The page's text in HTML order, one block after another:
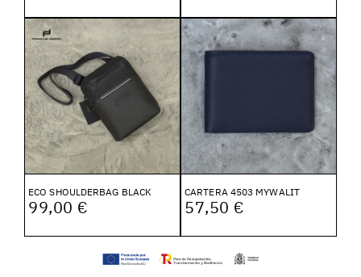
ECO SHOULDERBAG BLACK
99,00 €
CARTERA 4503 MYWALIT
57,50 €